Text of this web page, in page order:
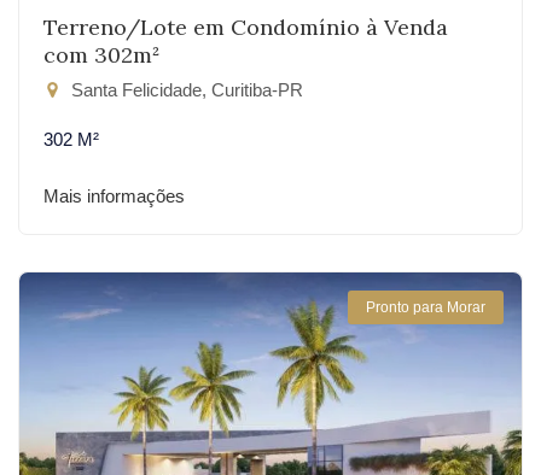
Terreno/Lote em Condomínio à Venda
com 302m²
Santa Felicidade, Curitiba-PR
302 M²
Mais informações
Pronto para Morar